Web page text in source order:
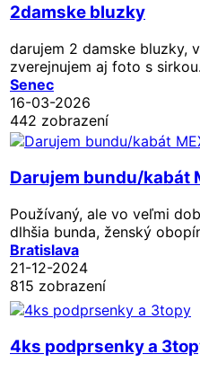
2damske bluzky
darujem 2 damske bluzky,
zverejnujem aj foto s
Senec
16-03-2026
442 zobrazení
Darujem bundu/kabát
Používaný, ale vo veľmi
dlhšia bunda, ženský
Bratislava
21-12-2024
815 zobrazení
4ks podprsenky a